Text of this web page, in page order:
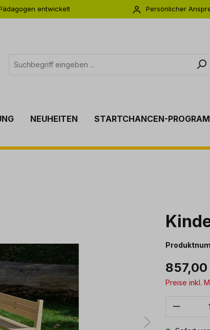
entwickelt
Persönlicher
NEUHEITEN STARTCHANCEN-
Preise inkl.